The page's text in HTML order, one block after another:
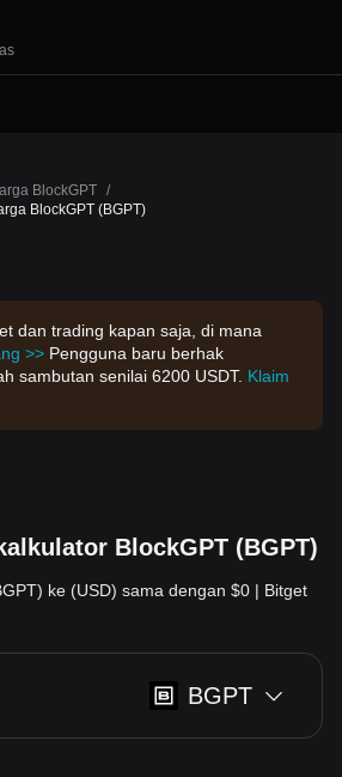
BlockGPT /
BlockGPT (BGPT)
dan trading kapan saja, di mana
>> Pengguna baru berhak
sambutan senilai 6200 USDT. Klaim
BlockGPT (BGPT)
ke (USD) sama dengan $0 | Bitget
BGPT